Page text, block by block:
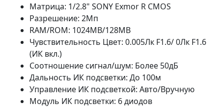
Матрица: 1/2.8" SONY Exmor R CMOS
Разрешение: 2Мп
RAM/ROM: 1024MB/128MB
Чувствительность Цвет: 0.005Лк F1.6/ 0Лк F1.6
(ИК вкл.)
Соотношение сигнал/шум: Более 50дБ
Дальность ИК подсветки: До 100м
Управление ИК подсветкой: Авто/Вручную
Модуль ИК подсветки: 6 диодов